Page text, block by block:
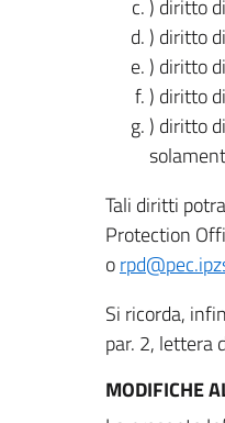
) diritto
) diritto
) diritto
) diritto
) diritto
Tali diritti
Protection
o
Si ricorda,
par. 2, lettera
MODIFICHE